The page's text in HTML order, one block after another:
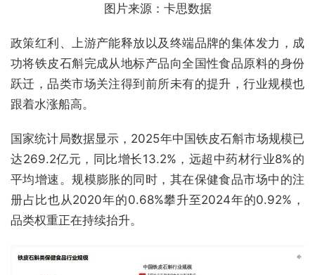
图片来源：卡思数据
政策红利、上游产能释放以及终端品牌的集体发力，成
功将铁皮石斛完成从地标产品向全国性食品原料的身份
跃迁，品类市场关注得到前所未有的提升，行业规模也
跟着水涨船高。
国家统计局数据显示，2025年中国铁皮石斛市场规模已
达269.2亿元，同比增长13.2%，远超中药材行业8%的
平均增速。规模膨胀的同时，其在保健食品市场中的注
册占比也从2020年的0.68%攀升至2024年的0.92%，
品类权重正在持续抬升。